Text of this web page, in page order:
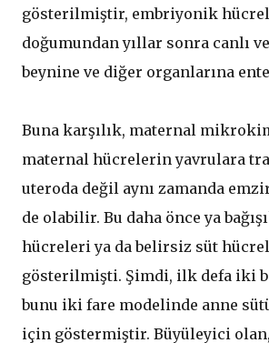
gösterilmiştir, embriyonik
doğumundan yıllar sonra canlı
beynine ve diğer organlarına
Buna karşılık, maternal
maternal hücrelerin yavrulara
uteroda değil aynı zamanda
de olabilir. Bu daha önce ya
hücreleri ya da belirsiz süt
gösterilmişti. Şimdi, ilk defa iki
bunu iki fare modelinde anne
için göstermiştir. Büyüleyici